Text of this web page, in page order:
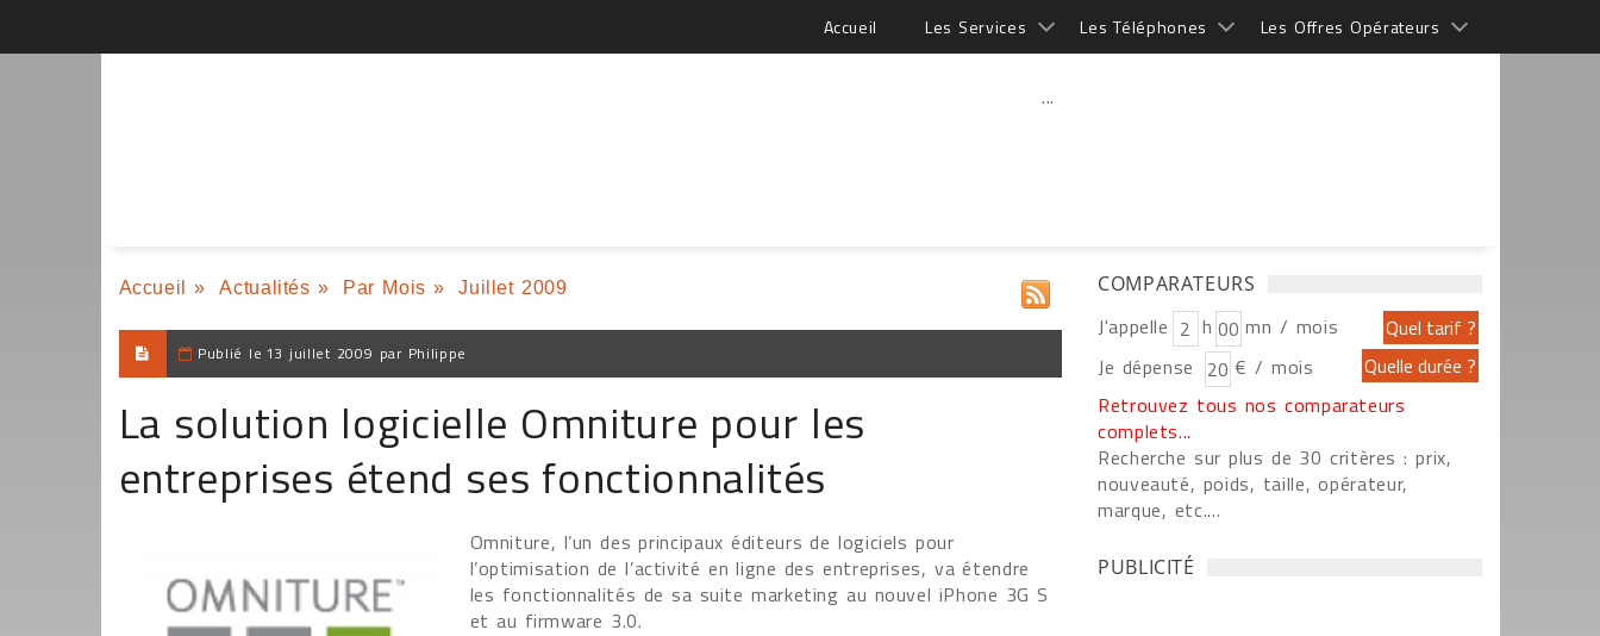
Accueil Les Services Les Téléphones Les Offres Opérateurs
...
Accueil » Actualités » Par Mois » Juillet 2009
Publié le 13 juillet 2009 par Philippe
La solution logicielle Omniture pour les
entreprises étend ses fonctionnalités
Omniture, l’un des principaux éditeurs de logiciels pour
l’optimisation de l’activité en ligne des entreprises, va étendre
les fonctionnalités de sa suite marketing au nouvel iPhone 3G S
et au firmware 3.0.
COMPARATEURS
J'appelle h
mn / mois
Je dépense
€ / mois
Retrouvez tous nos comparateurs
complets...
Recherche sur plus de 30 critères : prix,
nouveauté, poids, taille, opérateur,
marque, etc....
PUBLICITÉ